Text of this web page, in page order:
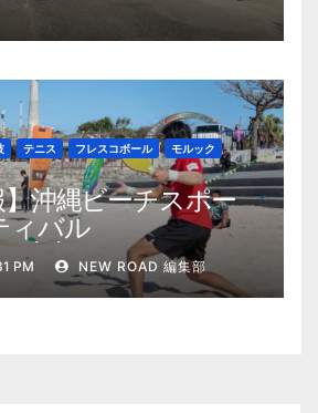
テニス フレスコボール
モルック
沖縄ビーチスポー
ィバル
2/10・11開催）
PM NEW ROAD 編集部